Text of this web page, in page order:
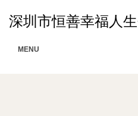
深圳市恒善幸福人
MENU